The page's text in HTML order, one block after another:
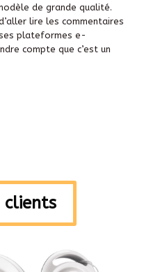
de grande qualité.
lire les commentaires
plateformes e-
compte que c’est un
clients